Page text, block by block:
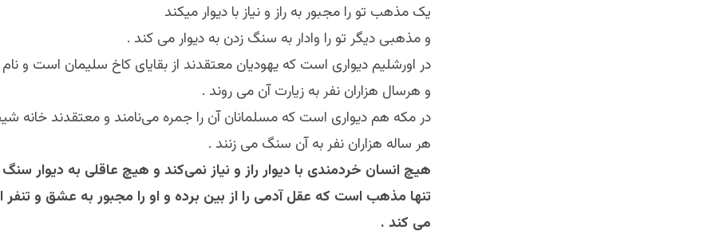
یک مذهب تو را مجبور به راز و نیاز با دیوار میکند
و مذهبی دیگر تو را وادار به سنگ زدن به دیوار می کند .
در اورشلیم دیواری است که یهودیان معتقدند از بقایای کاخ سلیمان است و
و هرسال هزاران نفر به زیارت آن می روند .
در مکه هم دیواری است که مسلمانان آن را جمره می‌نامند و معتقدند خانه
هر ساله هزاران نفر به آن سنگ می زنند .
هیچ انسان خردمندی با دیوار راز و نیاز نمی‌کند و هیچ عاقلی به دیوار
تنها مذهب است که عقل آدمی را از بین برده و او را مجبور به عشق و تنفر
می کند .